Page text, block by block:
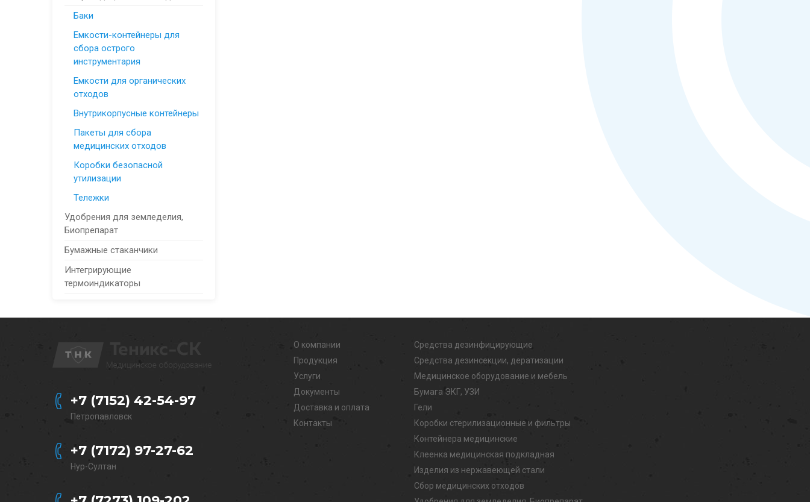
Баки
Емкости-контейнеры для
сбора острого
инструментария
Емкости для органических
отходов
Внутрикорпусные контейнеры
Пакеты для сбора
медицинских отходов
Коробки безопасной
утилизации
Тележки
Удобрения для земледелия,
Биопрепарат
Бумажные стаканчики
Интегрирующие
термоиндикаторы
+7 (7152) 42-54-97
Петропавловск
+7 (7172) 97-27-62
Нур-Султан
О компании
Продукция
Услуги
Документы
Доставка и оплата
Контакты
Средства дезинфицирующие
Средства дезинсекции, дератизации
Медицинское оборудование и мебель
Бумага ЭКГ, УЗИ
Гели
Коробки стерилизационные и фильтры
Контейнера медицинские
Клеенка медицинская подкладная
Изделия из нержавеющей стали
Сбор медицинских отходов